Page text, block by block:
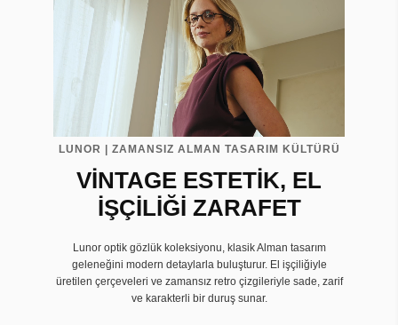
LUNOR | ZAMANSIZ ALMAN TASARIM KÜLTÜRÜ
VİNTAGE ESTETİK, EL
İŞÇİLİĞİ ZARAFET
Lunor optik gözlük koleksiyonu, klasik Alman tasarım
geleneğini modern detaylarla buluşturur. El işçiliğiyle
üretilen çerçeveleri ve zamansız retro çizgileriyle sade, zarif
ve karakterli bir duruş sunar.